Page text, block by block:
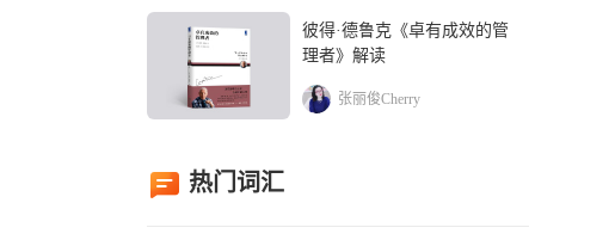
彼得·德鲁克《卓有成效的管
理者》解读
张丽俊Cherry
热门词汇